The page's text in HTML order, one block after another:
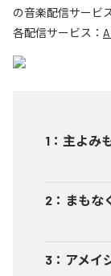
の音楽配信サービ
各配信サービス：
1 ： 主よみ
2 ： まもな
3 ： アメイ